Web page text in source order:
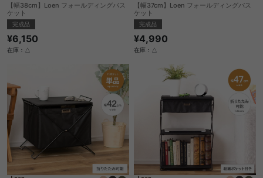
【幅38cm】Loen フォールディングバス
ケット
完成品
¥6,150
在庫：△
【幅37cm】Loen フォールディングバス
ケット
完成品
¥4,990
在庫：△